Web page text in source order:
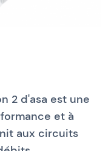
2 d'asa est une
et à
aux circuits